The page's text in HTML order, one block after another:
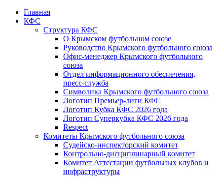
Главная
КФС
Структура КФС
О Крымском футбольном союзе
Руководство Крымского футбольного союза
Офис-менеджер Крымского футбольного
союза
Отдел информационного обеспечения,
пресс-служба
Символика Крымского футбольного союза
Логотип Премьер-лиги КФС
Логотип Кубка КФС 2026 года
Логотип Суперкубка КФС 2026 года
Respect
Комитеты Крымского футбольного союза
Судейско-инспекторский комитет
Контрольно-дисциплинарный комитет
Комитет Аттестации футбольных клубов и
инфраструктуры